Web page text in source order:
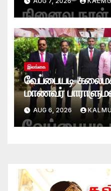
இலங்கை
வேப்பையடி
மாணவர்
AUG 6, 2026